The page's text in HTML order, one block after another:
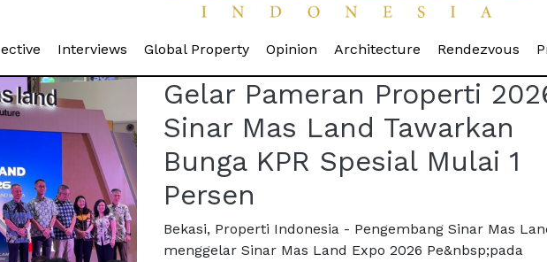
(current)
Interviews (current)
Global Property(current)
Opinion (current)
Architecture (current)
Rendezvous
Gelar Pameran Properti
Sinar Mas Land Tawarkan
Bunga KPR Spesial Mulai 1
Persen
Bekasi, Properti Indonesia - Pengembang Sinar Mas
menggelar Sinar Mas Land Expo 2026 Pe&nbsp;pada